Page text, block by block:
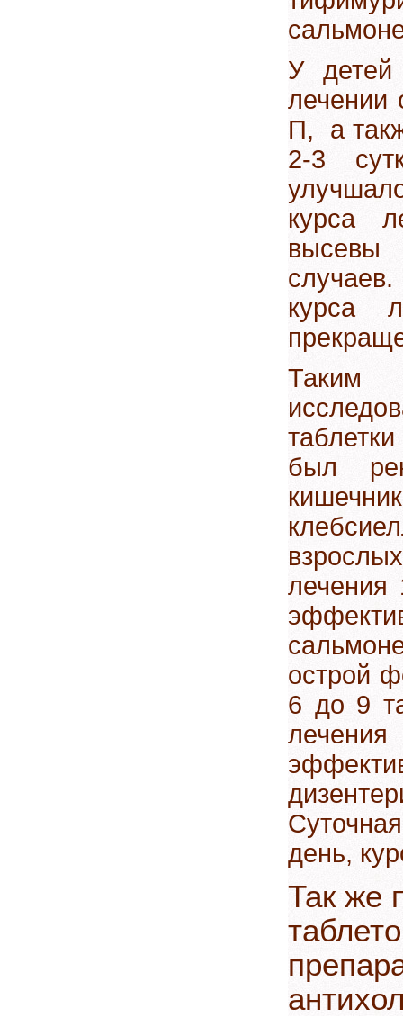
У детей
лечении
П, а
2-3
курса
высевы
курса
Таким
был
лечения
острой
6 до 9
день,
Так же